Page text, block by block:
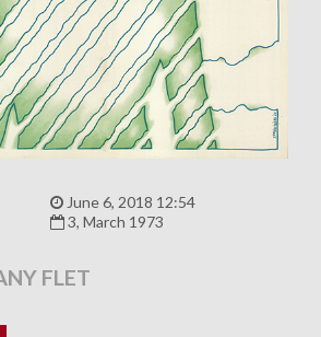
June 6, 2018 12:54
3, March 1973
FLET